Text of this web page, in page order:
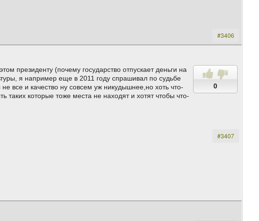
#3406
0
президенту (почему государство отпускает деньги на
я например еще в 2011 году спрашивал по судьбе
все и качество ну совсем уж никудышнее,но хоть что-
таких которые тоже места не находят и хотят чтобы что-
#3407